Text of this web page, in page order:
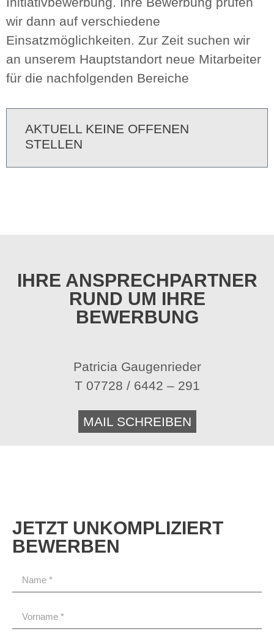
wir dann auf verschiedene
Einsatzmöglichkeiten. Zur Zeit suchen wir
an unserem Hauptstandort neue Mitarbeiter
für die nachfolgenden Bereiche
AKTUELL KEINE OFFENEN
STELLEN
IHRE ANSPRECHPARTNER
RUND UM IHRE
BEWERBUNG
Patricia Gaugenrieder
T 07728 / 6442 – 291
MAIL SCHREIBEN
JETZT UNKOMPLIZIERT
BEWERBEN